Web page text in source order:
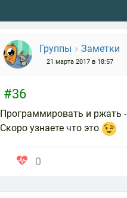
Группы Заметки
21 марта 2017 в 18:57
#36
Программировать и ржать
Скоро узнаете что это
0